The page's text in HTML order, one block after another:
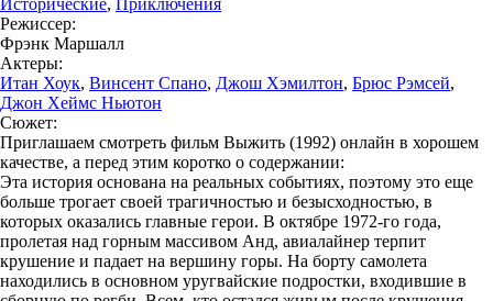
Исторические, Приключения
Режиссер:
Фрэнк Маршалл
Актеры:
Итан Хоук, Винсент Спано, Джош Хэмилтон, Брюс Рэмсей,
Джон Хеймс Ньютон
Сюжет:
Приглашаем смотреть фильм Выжить (1992) онлайн в хорошем
качестве, а перед этим коротко о содержании:
Эта история основана на реальных событиях, поэтому это еще
больше трогает своей трагичностью и безысходностью, в
которых оказались главные герои. В октябре 1972-го года,
пролетая над горным массивом Анд, авиалайнер терпит
крушение и падает на вершину горы. На борту самолета
находились в основном уругвайские подростки, входившие в